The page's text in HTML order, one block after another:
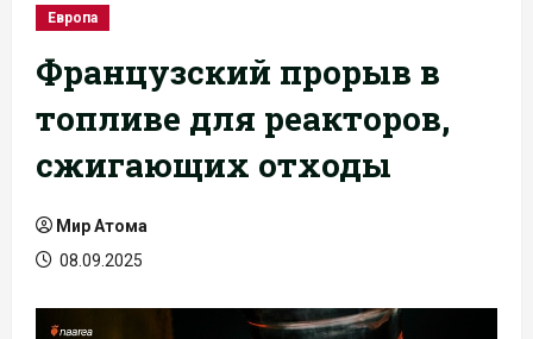
Европа
Французский прорыв в
топливе для реакторов,
сжигающих отходы
Мир Атома
08.09.2025